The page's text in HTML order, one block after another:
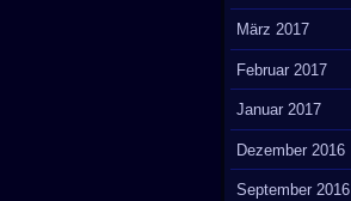
März 2017
Februar 2017
Januar 2017
Dezember 2016
September 2016